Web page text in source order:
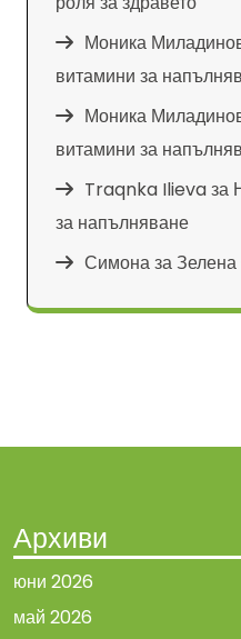
Моника
витамини за
Моника
витамини за
Traqnka Ilievaза
за напълняване
Симоназа
Архиви
юни 2026
май 2026